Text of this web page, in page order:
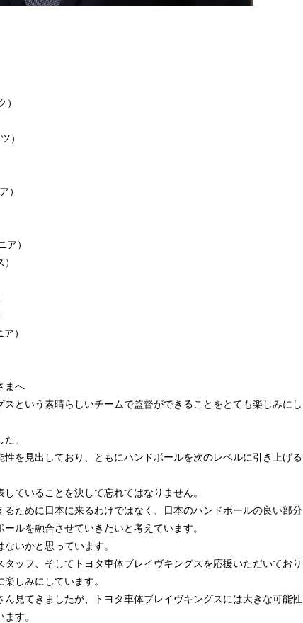
）
）
）
）
まへ
という素晴らしいチームで監督ができることをとても楽しみにし
。
を見出しており、ともにハンドボールを次のレベルに引き上げる
ていることを決して忘れてはなりません。
ために日本に来るわけではなく、日本のハンドボールの良い部分
ルを融合させていきたいと考えています。
いかと思っています。
ッフ、そしてトヨタ車体ブレイヴキングスを応援いただいており
しみにしています。
ん見てきましたが、トヨタ車体ブレイヴキングスには大きな可能性
す。